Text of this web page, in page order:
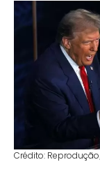
Crédito: